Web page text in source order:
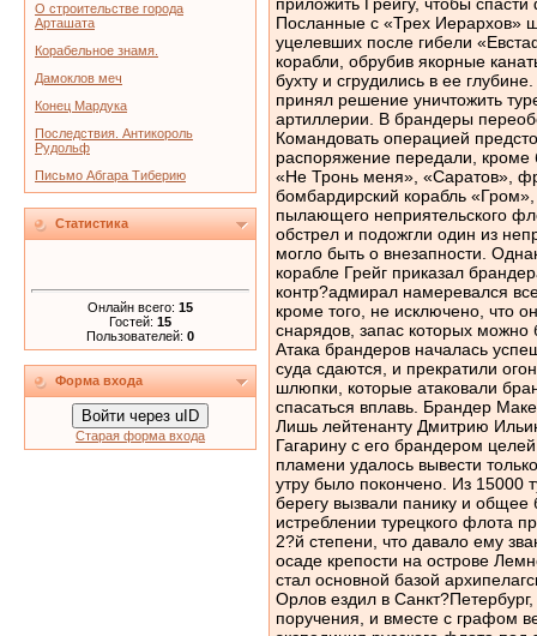
О строительстве города
Арташата
Корабельное знамя.
Дамоклов меч
Конец Мардука
Последствия. Антикороль
Рудольф
Письмо Абгара Тиберию
Статистика
Онлайн всего: 15
Гостей: 15
Пользователей: 0
Форма входа
Войти через uID
Старая форма входа